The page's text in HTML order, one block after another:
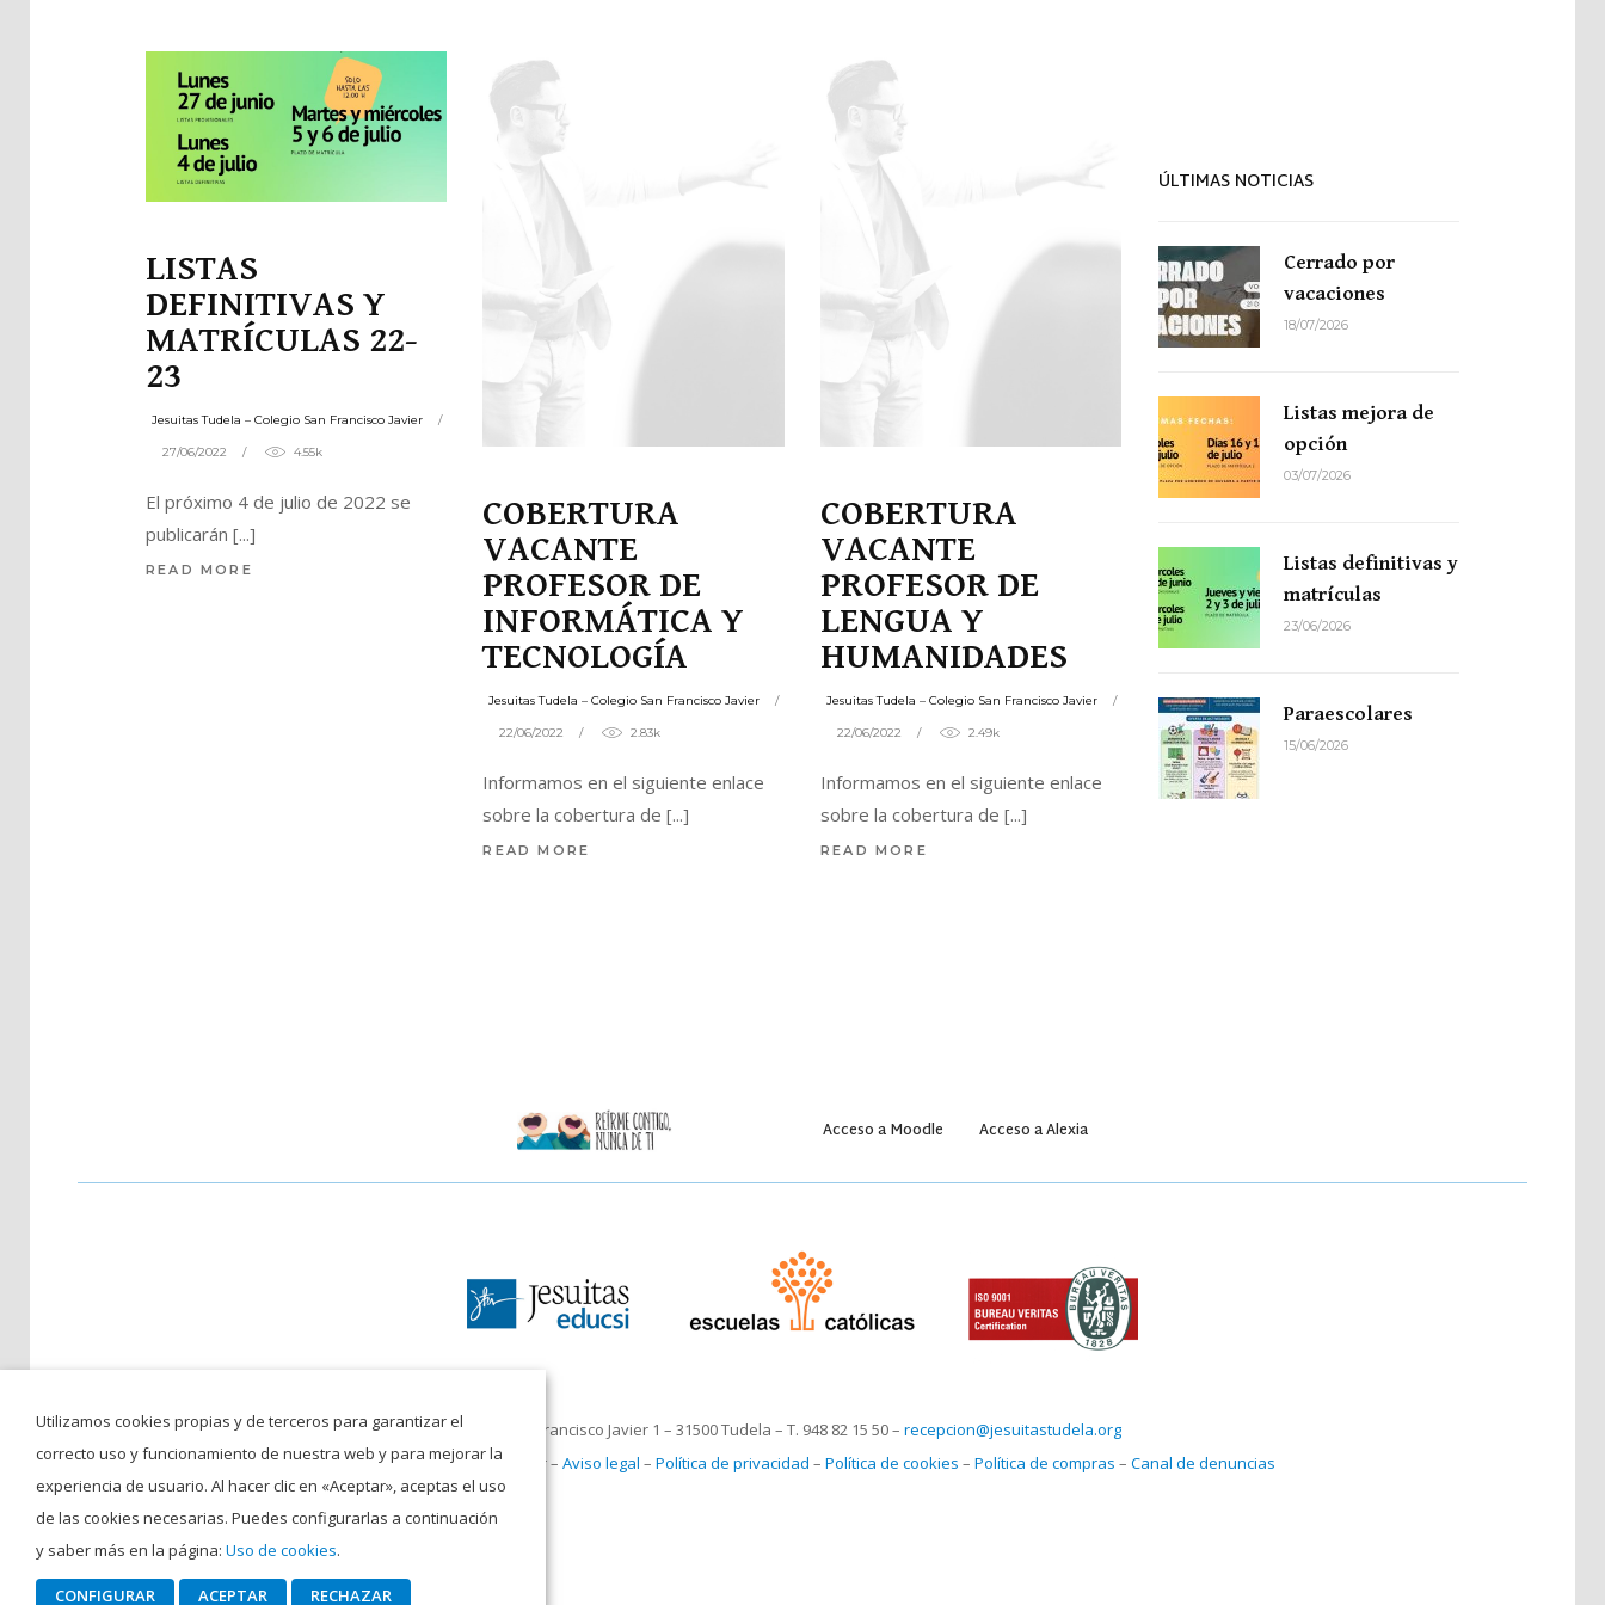
Netiqueta
LISTAS
DEFINITIVAS Y
MATRÍCULAS 22-
23
Jesuitas Tudela – Colegio San Francisco Javier
27/06/2022 4.55k
El próximo 4 de julio de 2022 se
publicarán
READ MORE
COBERTURA
VACANTE
PROFESOR DE
INFORMÁTICA Y
TECNOLOGÍA
Jesuitas Tudela – Colegio San Francisco Javier
22/06/2022 2.83k
Informamos en el siguiente enlace
sobre la cobertura de
READ MORE
COBERTURA
VACANTE
PROFESOR DE
LENGUA Y
HUMANIDADES
Jesuitas Tudela – Colegio San Francisco Javier
22/06/2022 2.49k
Informamos en el siguiente enlace
sobre la cobertura de
READ MORE
ÚLTIMAS NOTICIAS
Cerrado por
vacaciones
18/07/2026
Listas mejora de
opción
03/07/2026
Listas definitivas y
matrículas
23/06/2026
Paraescolares
15/06/2026
Acceso a Moodle Acceso a Alexia
C/ San Francisco Javier 1 – 31500 Tudela – T. 948 82 15 50 – recepcion@jesuitastudela.org
©Colegio San Francisco Javier – Aviso legal – Política de privacidad – Política de cookies – Política de compras – Canal de denuncias
Utilizamos cookies propias y de terceros para garantizar el
correcto uso y funcionamiento de nuestra web y para mejorar la
experiencia de usuario. Al hacer clic en «Aceptar», aceptas el uso
de las cookies necesarias. Puedes configurarlas a continuación
y saber más en la página: Uso de cookies.
CONFIGURAR ACEPTAR RECHAZAR